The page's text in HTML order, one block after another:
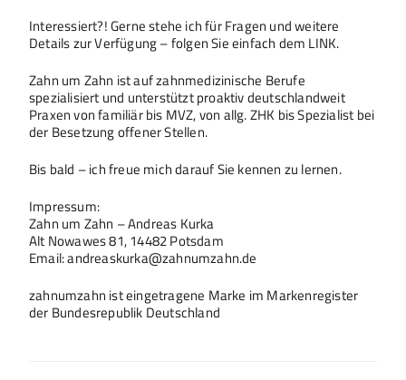
Interessiert?! Gerne stehe ich für Fragen und weitere
Details zur Verfügung – folgen Sie einfach dem LINK.
Zahn um Zahn ist auf zahnmedizinische Berufe
spezialisiert und unterstützt proaktiv deutschlandweit
Praxen von familiär bis MVZ, von allg. ZHK bis Spezialist bei
der Besetzung offener Stellen.
Bis bald – ich freue mich darauf Sie kennen zu lernen.
Impressum:
Zahn um Zahn – Andreas Kurka
Alt Nowawes 81, 14482 Potsdam
Email: andreaskurka@zahnumzahn.de
zahnumzahn ist eingetragene Marke im Markenregister
der Bundesrepublik Deutschland